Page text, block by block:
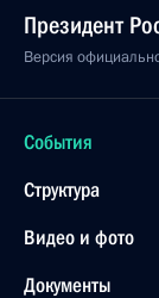
Президент
Версия
События
Структура
Видео и фото
Документы